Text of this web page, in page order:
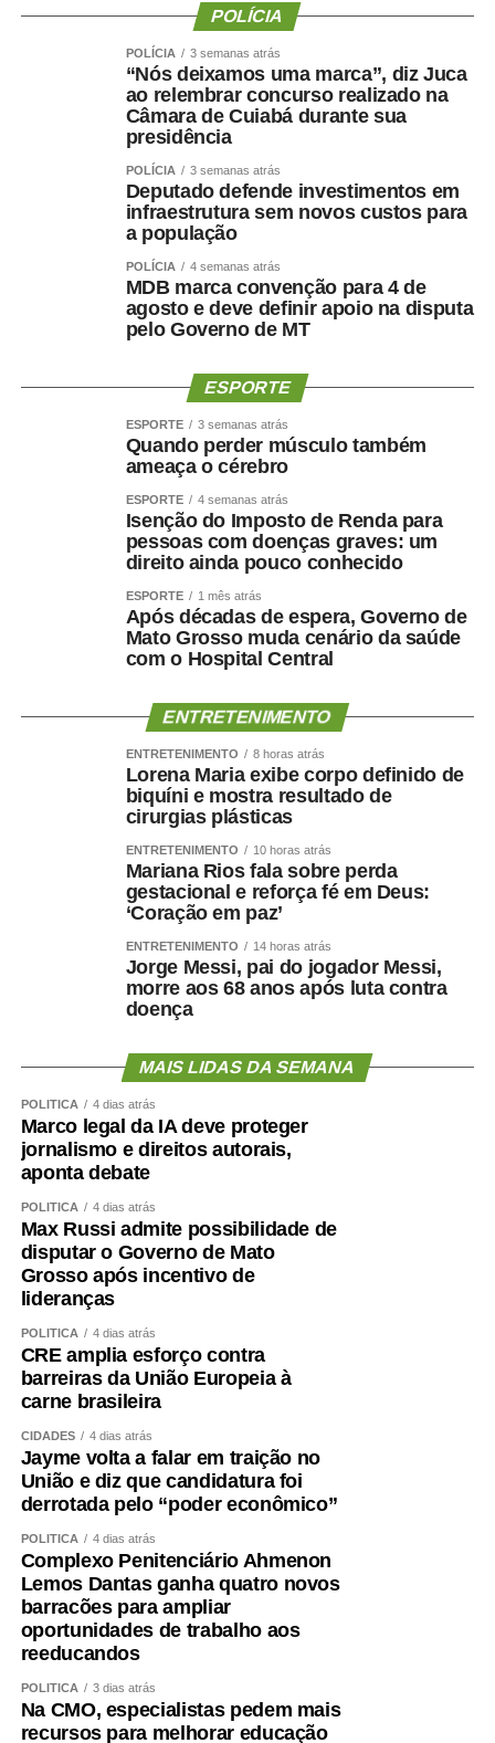
Uma perda de peso mal conduzida pode incluir perda
significativa de massa muscular, principalmente em
pessoas mais velhas, sedentárias, submetidas a dietas
muito restritivas ou a tratamentos sem acompanhamento
Mesmo com o avanço dos medicamentos para
obesidade, o objetivo não deve ser apenas reduzir o
número na balança. O tratamento precisa preservar
músculo, reduzir gordura visceral, melhorar o
O paciente não deve apenas ficar mais leve. Deve
mais saudável, mais forte e funcionalmente mais
Por que o músculo influencia
a saúde cerebral?
A relação entre músculo e cérebro é complexa, mas
alguns mecanismos ajudam a explicá-la.
reduzir o gasto energético, aumentar o sedentarismo e
como hipertensão, diabetes, apneia do sono e colesterol
elevado afetam os vasos sanguíneos que irrigam tanto o
coração quanto o cérebro.
Por isso, preservar músculo é muito mais do que uma
questão estética. É uma estratégia de proteção
metabólica, cardiovascular, funcional e possivelmente
Como enfrentar
cientificamente esse problema
?
O primeiro passo é avaliar mais do que o peso.
Circunferência abdominal, composição corporal, força de
preensão, velocidade da marcha, capacidade funcional e
exames cardiometabólicos ajudam a identificar riscos que
o IMC isolado não mostra.
O treinamento de força deve ocupar posição central.
Caminhar é importante, mas pode não ser suficiente para
preservar ou recuperar massa muscular. Exercícios
resistidos, progressivos e individualizados são
fundamentais.
A alimentação também precisa garantir quantidade
adequada de proteínas e energia, distribuídas ao longo
do dia e ajustadas à idade, função renal, rotina e
condição clínica.
Além disso, é essencial tratar fatores que aceleram a
perda muscular e o envelhecimento vascular, como
sedentarismo, diabetes, hipertensão, alterações do sono,
tabagismo e obesidade visceral.
POLÍCIA
POLÍCIA 3 semanas atrás
“Nós deixamos uma marca”, diz Juca
ao relembrar concurso realizado na
Câmara de Cuiabá durante sua
presidência
POLÍCIA 3 semanas atrás
Deputado defende investimentos em
infraestrutura sem novos custos para
a população
POLÍCIA 4 semanas atrás
MDB marca convenção para 4 de
agosto e deve definir apoio na disputa
pelo Governo de MT
ESPORTE
ESPORTE 3 semanas atrás
Quando perder músculo também
ameaça o cérebro
ESPORTE 4 semanas atrás
Isenção do Imposto de Renda para
pessoas com doenças graves: um
direito ainda pouco conhecido
ESPORTE 1 mês atrás
Após décadas de espera, Governo de
Mato Grosso muda cenário da saúde
com o Hospital Central
ENTRETENIMENTO
ENTRETENIMENTO 8 horas atrás
Lorena Maria exibe corpo definido de
biquíni e mostra resultado de
cirurgias plásticas
ENTRETENIMENTO 10 horas atrás
Mariana Rios fala sobre perda
gestacional e reforça fé em Deus:
‘Coração em paz’
ENTRETENIMENTO 14 horas atrás
Jorge Messi, pai do jogador Messi,
morre aos 68 anos após luta contra
doença
MAIS LIDAS DA SEMANA
POLÍTICA 4 dias atrás
Marco legal da IA deve proteger
jornalismo e direitos autorais,
aponta debate
POLÍTICA 4 dias atrás
Max Russi admite possibilidade de
disputar o Governo de Mato
Grosso após incentivo de
lideranças
POLÍTICA 4 dias atrás
CRE amplia esforço contra
barreiras da União Europeia à
carne brasileira
CIDADES 4 dias atrás
Jayme volta a falar em traição no
União e diz que candidatura foi
derrotada pelo “poder econômico”
POLÍTICA 4 dias atrás
Complexo Penitenciário Ahmenon
Lemos Dantas ganha quatro novos
barracões para ampliar
oportunidades de trabalho aos
reeducandos
POLÍTICA 3 dias atrás
Na CMO, especialistas pedem mais
recursos para melhorar educação